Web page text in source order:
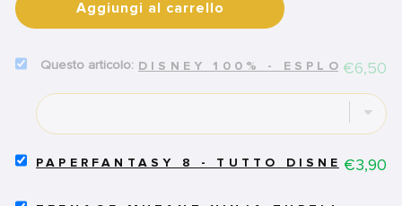
Aggiungi al carrello
SELECT
100%
ESPLORATORI
BUNDLE
DISNEY 100% - Price
€6,50
SELECT
PAPERFANTASY 8 - TUTTO DISNEY 89
Price
€3,90